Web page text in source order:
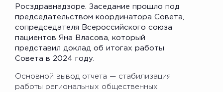
Росздравнадзоре. Заседание прошло под
председательством координатора Совета,
сопредседателя Всероссийского союза
пациентов Яна Власова, который
представил доклад об итогах работы
Совета в 2024 году.
Основной вывод отчета — стабилизация
работы региональных общественных